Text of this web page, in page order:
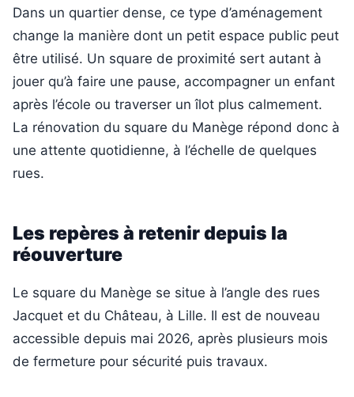
Dans un quartier dense, ce type d’aménagement
change la manière dont un petit espace public peut
être utilisé. Un square de proximité sert autant à
jouer qu’à faire une pause, accompagner un enfant
après l’école ou traverser un îlot plus calmement.
La rénovation du square du Manège répond donc à
une attente quotidienne, à l’échelle de quelques
rues.
Les repères à retenir depuis la
réouverture
Le square du Manège se situe à l’angle des rues
Jacquet et du Château, à Lille. Il est de nouveau
accessible depuis mai 2026, après plusieurs mois
de fermeture pour sécurité puis travaux.